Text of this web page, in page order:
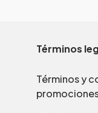
Términos
Términos y